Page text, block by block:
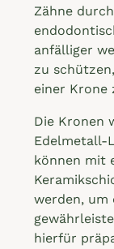
Zähne
anfälliger
zu
einer Krone
Die Kronen
Edelmetall-
können mit
werden, um
hierfür